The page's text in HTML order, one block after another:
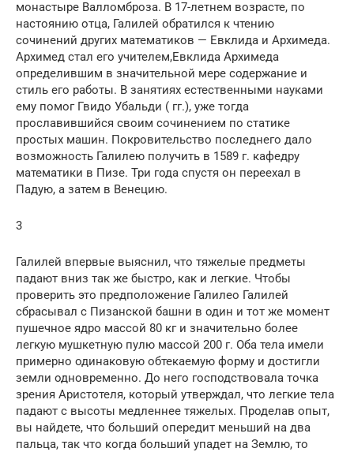
монастыре Валломброза. В 17-летнем возрасте, по
настоянию отца, Галилей обратился к чтению
сочинений других математиков — Евклида и Архимеда.
Архимед стал его учителем,Евклида Архимеда
определившим в значительной мере содержание и
стиль его работы. В занятиях естественными науками
ему помог Гвидо Убальди ( гг.), уже тогда
прославившийся своим сочинением по статике
простых машин. Покровительство последнего дало
возможность Галилею получить в 1589 г. кафедру
математики в Пизе. Три года спустя он переехал в
Падую, а затем в Венецию.
3
Галилей впервые выяснил, что тяжелые предметы
падают вниз так же быстро, как и легкие. Чтобы
проверить это предположение Галилео Галилей
сбрасывал с Пизанской башни в один и тот же момент
пушечное ядро массой 80 кг и значительно более
легкую мушкетную пулю массой 200 г. Оба тела имели
примерно одинаковую обтекаемую форму и достигли
земли одновременно. До него господствовала точка
зрения Аристотеля, который утверждал, что легкие тела
падают с высоты медленнее тяжелых. Проделав опыт,
вы найдете, что больший опередит меньший на два
пальца, так что когда больший упадет на Землю, то